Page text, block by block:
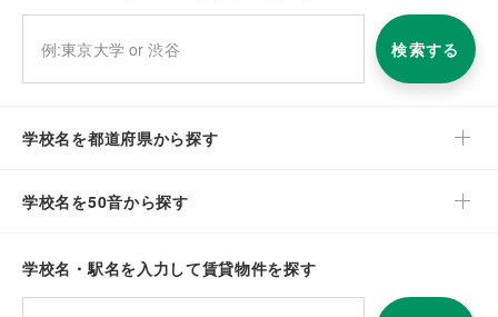
検索する
学校名を都道府県から探す
学校名を50音から探す
学校名・駅名を入力して賃貸物件を探す